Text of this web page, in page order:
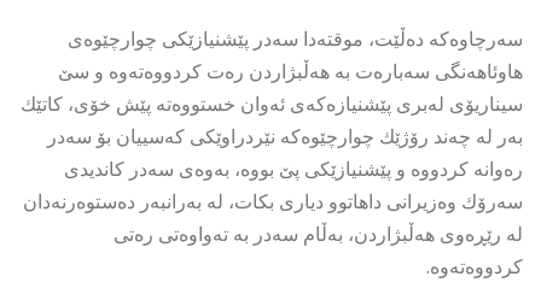
سەرچاوەكە دەڵێت، موقتەدا سەدر پێشنیازێكی چوارچێوەی
هاوئاهەنگی سەبارەت بە هەڵبژاردن رەت كردووەتەوە و سێ
سیناریۆی لەبری پێشنیازەكەی ئەوان خستووەتە پێش خۆی، كاتێك
بەر لە چەند رۆژێك چوارچێوەكە نێردراوێكی كەسییان بۆ سەدر
رەوانە كردووە و پێشنیازێكی پێ بووە، بەوەی سەدر كاندیدی
سەرۆك وەزیرانی داهاتوو دیاری بكات، لە بەرانبەر دەستوەرنەدان
لە رێڕەوی هەڵبژاردن، بەڵام سەدر بە تەواوەتی رەتی
كردووەتەوە.